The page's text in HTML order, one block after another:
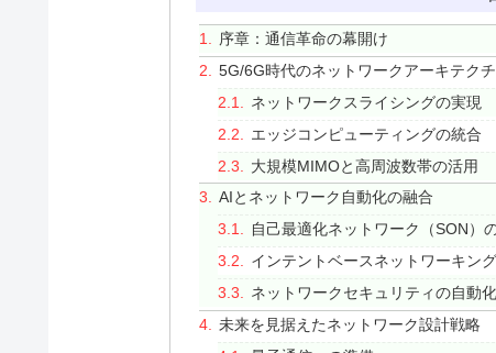
序章：通信革命の幕開け
5G/6G時代のネットワークアーキテク
ネットワークスライシングの実現
エッジコンピューティングの統合
大規模MIMOと高周波数帯の活用
AIとネットワーク自動化の融合
自己最適化ネットワーク（SON）
インテントベースネットワーキング
ネットワークセキュリティの自動化
未来を見据えたネットワーク設計戦略